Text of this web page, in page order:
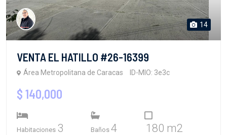
14
VENTA EL HATILLO #26-16399
Área Metropolitana de Caracas ID-MIO: 3e3c
$ 140,000
Habitaciones 3 Baños 4 180 m2